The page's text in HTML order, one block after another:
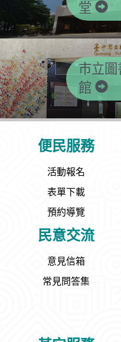
堂
市立
館
便民服務
活動報名
表單下載
預約導覽
民意交流
意見信箱
常見問答集